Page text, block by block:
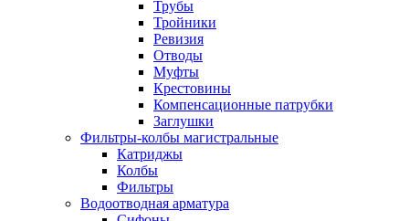
Трубы
Тройники
Ревизия
Отводы
Муфты
Крестовины
Компенсационные патрубки
Заглушки
Фильтры-колбы магистральные
Катриджы
Колбы
Фильтры
Водоотводная арматура